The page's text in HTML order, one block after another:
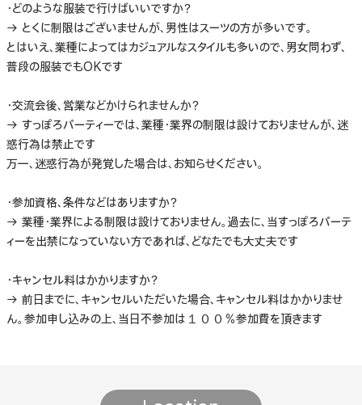
・どのような服装で行けばいいですか？
→ とくに制限はございませんが、男性はスーツの方が多いです。
とはいえ、業種によってはカジュアルなスタイルも多いので、男女問わず、
普段の服装でもOKです
・交流会後、営業などかけられませんか？
→ すっぽろパーティーでは、業種・業界の制限は設けておりませんが、迷
惑行為は禁止です
万一、迷惑行為が発覚した場合は、お知らせください。
・参加資格、条件などはありますか？
→ 業種・業界による制限は設けておりません。過去に、当すっぽろパーテ
ィーを出禁になっていない方であれば、どなたでも大丈夫です
・キャンセル料はかかりますか？
→ 前日までに、キャンセルいただいた場合、キャンセル料はかかりませ
ん。参加申し込みの上、当日不参加は１００％参加費を頂きます